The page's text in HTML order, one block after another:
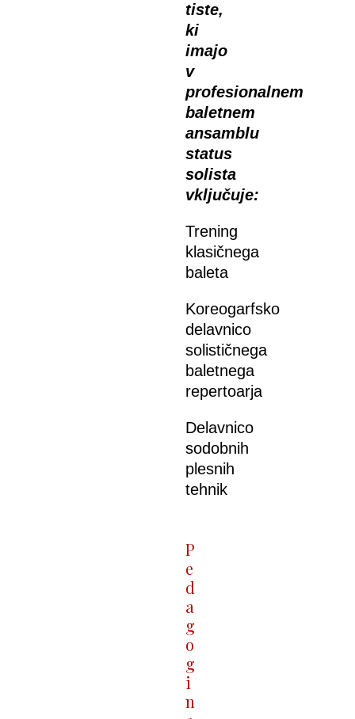
tiste,
ki
imajo
v
profesionalnem
baletnem
ansamblu
status
solista
vključuje:
Trening
klasičnega
baleta
Koreogarfsko
delavnico
solističnega
baletnega
repertoarja
Delavnico
sodobnih
plesnih
tehnik
P
e
d
a
g
o
g
i
n